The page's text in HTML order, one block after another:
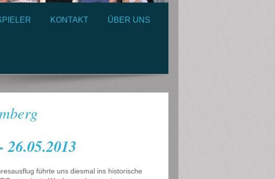
KONTAKT ÜBER UNS
26.05.2013
führte uns diesmal ins historische